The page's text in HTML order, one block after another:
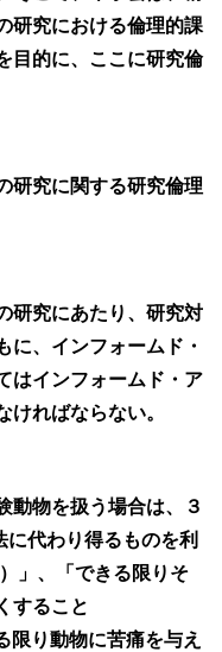
研究における倫理的課
目的に、ここに研究倫
研究に関する研究倫理
研究にあたり、研究対
に、インフォームド・
はインフォームド・ア
ければならない。
物を扱う場合は、３
代わり得るものを利
」、「できる限りそ
すること
限り動物に苦痛を与え